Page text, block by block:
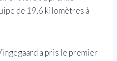
de 19,6 kilomètres à
a pris le premier